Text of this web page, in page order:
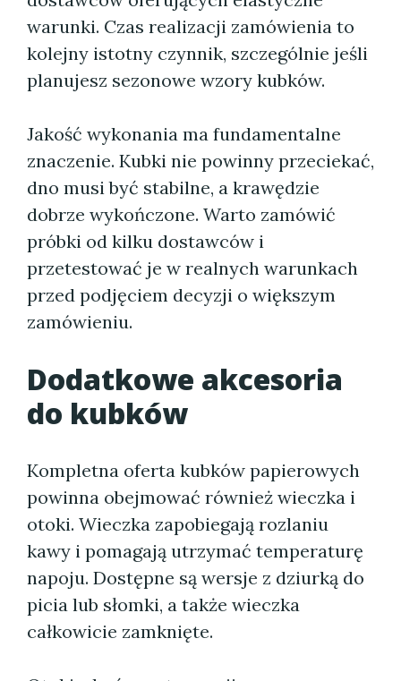
warunki. Czas realizacji zamówienia to
kolejny istotny czynnik, szczególnie jeśli
planujesz sezonowe wzory kubków.
Jakość wykonania ma fundamentalne
znaczenie. Kubki nie powinny przeciekać,
dno musi być stabilne, a krawędzie
dobrze wykończone. Warto zamówić
próbki od kilku dostawców i
przetestować je w realnych warunkach
przed podjęciem decyzji o większym
zamówieniu.
Dodatkowe akcesoria
do kubków
Kompletna oferta kubków papierowych
powinna obejmować również wieczka i
otoki. Wieczka zapobiegają rozlaniu
kawy i pomagają utrzymać temperaturę
napoju. Dostępne są wersje z dziurką do
picia lub słomki, a także wieczka
całkowicie zamknięte.